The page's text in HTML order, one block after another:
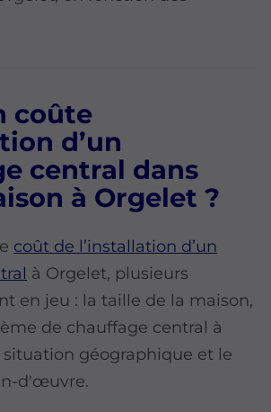
coûte
d’un
central dans
à Orgelet ?
coût de l’installation d’un
à Orgelet, plusieurs
en jeu : la taille de la maison,
de chauffage central à
géographique et le
d'œuvre.